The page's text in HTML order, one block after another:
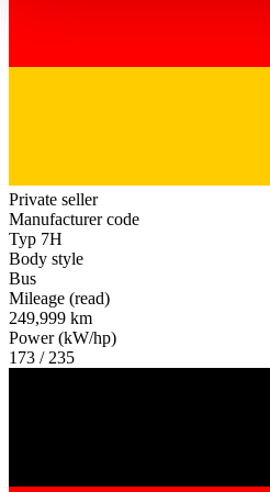
Private seller
Manufacturer code
Typ 7H
Body style
Bus
Mileage (read)
249,999 km
Power (kW/hp)
173 / 235